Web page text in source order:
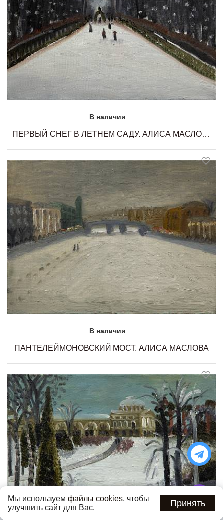
В наличии
ПЕРВЫЙ СНЕГ В ЛЕТНЕМ САДУ. АЛИСА МАСЛОВА
В наличии
ПАНТЕЛЕЙМОНОВСКИЙ МОСТ. АЛИСА МАСЛОВА
Мы используем файлы cookies, чтобы
улучшить сайт для Вас.
Принять